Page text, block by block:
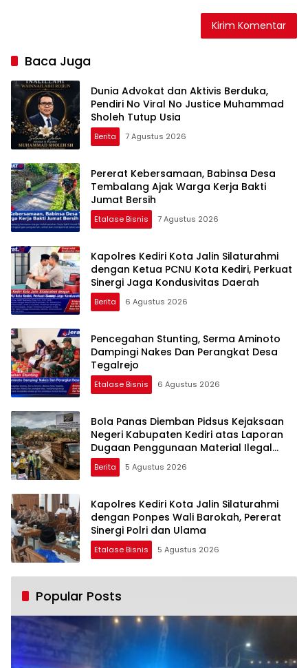
Baca Juga
Dunia Advokat dan Aktivis Berduka,
Pendiri No Viral No Justice Muhammad
Sholeh Tutup Usia
Berita 7 Agustus 2026
Pererat Kebersamaan, Babinsa Desa
Tembalang Ajak Warga Kerja Bakti
Jumat Bersih
Etalase Bisnis 7 Agustus 2026
Kapolres Kediri Kota Jalin Silaturahmi
dengan Ketua PCNU Kota Kediri, Perkuat
Sinergi Jaga Kondusivitas Daerah
Berita 6 Agustus 2026
Pencegahan Stunting, Serma Aminoto
Dampingi Nakes Dan Perangkat Desa
Tegalrejo
Etalase Bisnis 6 Agustus 2026
Bola Panas Diemban Pidsus Kejaksaan
Negeri Kabupaten Kediri atas Laporan
Dugaan Penggunaan Material Ilegal
Proyek Tol Kediri Oleh PT. HASTARI JAYA
SENTOSA
Berita 5 Agustus 2026
Kapolres Kediri Kota Jalin Silaturahmi
dengan Ponpes Wali Barokah, Pererat
Sinergi Polri dan Ulama
Etalase Bisnis 5 Agustus 2026
Popular Posts